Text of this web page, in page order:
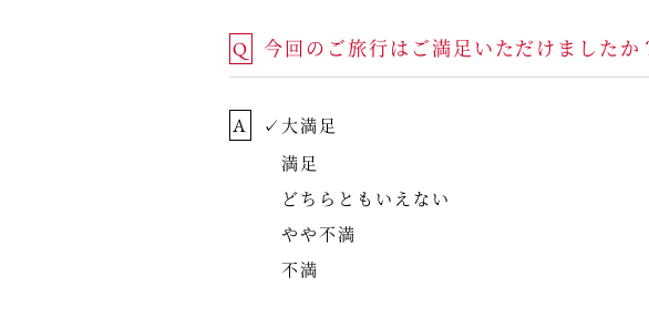
Q 今回のご旅行はご満足いただけましたか
A
✓大満足
満足
どちらともいえない
やや不満
不満